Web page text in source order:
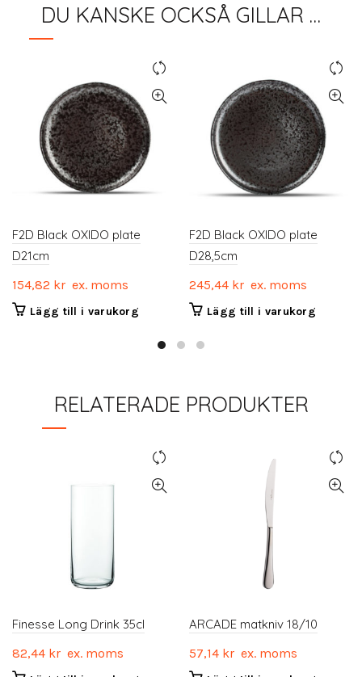
DU KANSKE OCKSÅ GILLAR …
F2D Black OXIDO plate
D21cm
154,82 kr ex. moms
Lägg till i varukorg
F2D Black OXIDO plate
D28,5cm
245,44 kr ex. moms
Lägg till i varukorg
RELATERADE PRODUKTER
Finesse Long Drink 35cl
82,44 kr ex. moms
ARCADE matkniv 18/10
57,14 kr ex. moms